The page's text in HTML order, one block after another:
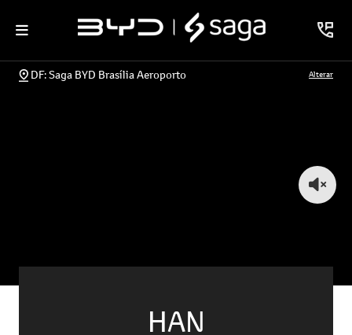
DF: Saga BYD Brasília Aeroporto Alterar
HAN